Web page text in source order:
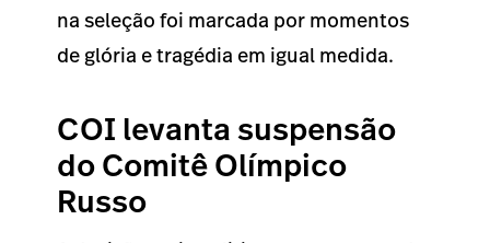
na seleção foi marcada por momentos
de glória e tragédia em igual medida.
COI levanta suspensão
do Comitê Olímpico
Russo